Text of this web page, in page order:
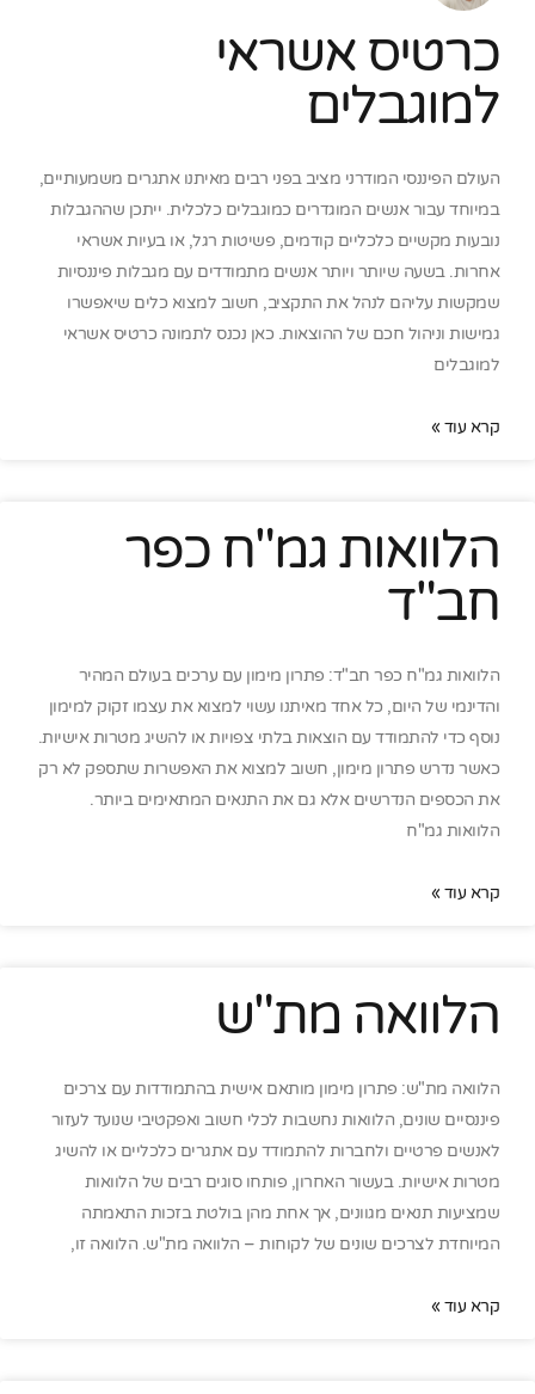
כרטיס אשראי
למוגבלים
העולם הפיננסי המודרני מציב בפני רבים מאיתנו אתגרים משמעותיים,
במיוחד עבור אנשים המוגדרים כמוגבלים כלכלית. ייתכן שההגבלות
נובעות מקשיים כלכליים קודמים, פשיטות רגל, או בעיות אשראי
אחרות. בשעה שיותר ויותר אנשים מתמודדים עם מגבלות פיננסיות
שמקשות עליהם לנהל את התקציב, חשוב למצוא כלים שיאפשרו
גמישות וניהול חכם של ההוצאות. כאן נכנס לתמונה כרטיס אשראי
למוגבלים
קרא עוד »
הלוואות גמ"ח כפר
חב"ד
הלוואות גמ"ח כפר חב"ד: פתרון מימון עם ערכים בעולם המהיר
והדינמי של היום, כל אחד מאיתנו עשוי למצוא את עצמו זקוק למימון
נוסף כדי להתמודד עם הוצאות בלתי צפויות או להשיג מטרות אישיות.
כאשר נדרש פתרון מימון, חשוב למצוא את האפשרות שתספק לא רק
את הכספים הנדרשים אלא גם את התנאים המתאימים ביותר.
הלוואות גמ"ח
קרא עוד »
הלוואה מת"ש
הלוואה מת"ש: פתרון מימון מותאם אישית בהתמודדות עם צרכים
פיננסיים שונים, הלוואות נחשבות לכלי חשוב ואפקטיבי שנועד לעזור
לאנשים פרטיים ולחברות להתמודד עם אתגרים כלכליים או להשיג
מטרות אישיות. בעשור האחרון, פותחו סוגים רבים של הלוואות
שמציעות תנאים מגוונים, אך אחת מהן בולטת בזכות התאמתה
המיוחדת לצרכים שונים של לקוחות – הלוואה מת"ש. הלוואה זו,
קרא עוד »